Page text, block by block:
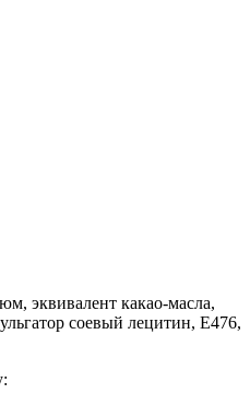
эквивалент какао-масла,
соевый лецитин, Е476,